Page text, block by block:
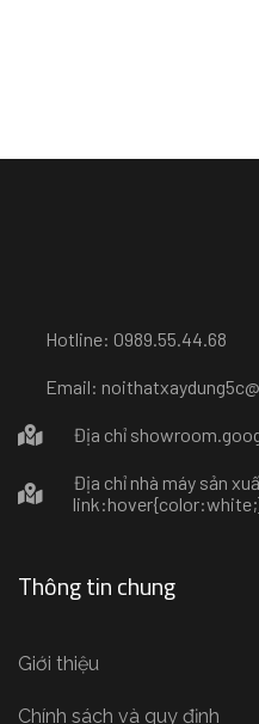
Hotline: 0989.55.44.68
Email:
Địa chỉ showroom
Địa chỉ nhà máy sản
Thông tin chung
Giới thiệu
Chính sách và quy định